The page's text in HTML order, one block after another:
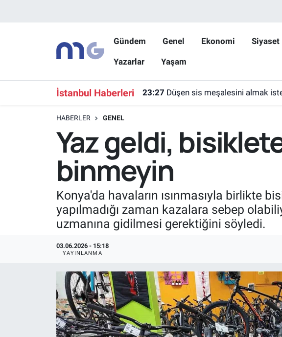
Gündem Genel Ekonomi Siyaset
Yazarlar Yaşam
İstanbul Haberleri 23:27 Düşen sis meşalesini almak
HABERLER GENEL
Yaz geldi,
binmeyin
Konya'da havaların ısınmasıyla birlikte
yapılmadığı zaman kazalara sebep
uzmanına gidilmesi gerektiğini söyledi.
03.06.2026 - 15:18
YAYINLANMA
Hava Durumu
İstanbul Namaz Vakitleri
Süper Lig Puan Durumu ve Fikstür
Tüm Manşetler
Haber Arşivi